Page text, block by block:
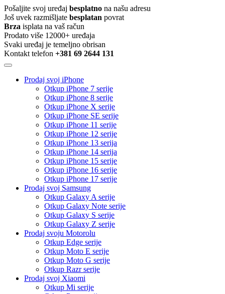
Pošaljite svoj uređaj besplatno na našu adresu
Još uvek razmišljate besplatan povrat
Brza isplata na vaš račun
Prodato više 12000+ uređaja
Svaki uređaj je temeljno obrisan
Kontakt telefon +381 69 2644 131
Prodaj svoj iPhone
Otkup iPhone 7 serije
Otkup iPhone 8 serije
Otkup iPhone X serije
Otkup iPhone SE serije
Otkup iPhone 11 serije
Otkup iPhone 12 serije
Otkup iPhone 13 serija
Otkup iPhone 14 serija
Otkup iPhone 15 serije
Otkup iPhone 16 serije
Otkup iPhone 17 serije
Prodaj svoj Samsung
Otkup Galaxy A serije
Otkup Galaxy Note serije
Otkup Galaxy S serije
Otkup Galaxy Z serije
Prodaj svoju Motorolu
Otkup Edge serije
Otkup Moto E serije
Otkup Moto G serije
Otkup Razr serije
Prodaj svoj Xiaomi
Otkup Mi serije